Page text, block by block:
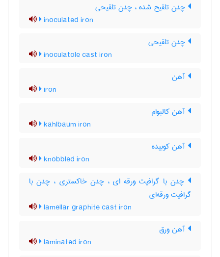
چدن تلقیح شده ، چدن تلقیحی
inoculated iron
چدن تلقیحی
inoculatole cast iron
آهن
iron
آهن کالبوام
kahlbaum iron
آهن کوبیده
knobbled iron
چدن با گرافیت ورقه ای ، چدن خاکستری ، چدن با
گرافیت ورقه‌ای
lamellar graphite cast iron
آهن ورق
laminated iron